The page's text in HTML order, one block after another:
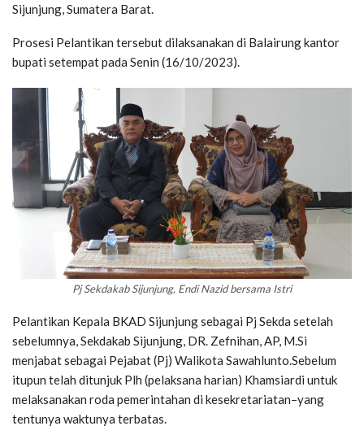
Sijunjung, Sumatera Barat.
Prosesi Pelantikan tersebut dilaksanakan di Balairung kantor
bupati setempat pada Senin (16/10/2023).
Pj Sekdakab Sijunjung, Endi Nazid bersama Istri
Pelantikan Kepala BKAD Sijunjung sebagai Pj Sekda setelah
sebelumnya, Sekdakab Sijunjung, DR. Zefnihan, AP, M.Si
menjabat sebagai Pejabat (Pj) Walikota Sawahlunto.Sebelum
itupun telah ditunjuk Plh (pelaksana harian) Khamsiardi untuk
melaksanakan roda pemerintahan di kesekretariatan–yang
tentunya waktunya terbatas.